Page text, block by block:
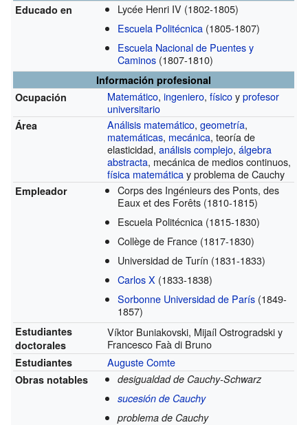
Educado en
Lycée Henri IV (1802-1805)
Escuela Politécnica (1805-1807)
Escuela Nacional de Puentes y
Caminos (1807-1810)
Información profesional
Ocupación
Matemático,ingeniero,físicoyprofesor
universitario
Área Análisis matemático,geometría,
matemáticas, mecánica, teoría de
elasticidad,análisis complejo,álgebra
abstracta, mecánica de medios continuos,
física matemáticay problema de Cauchy
Empleador
Corps des Ingénieurs des Ponts, des
Eaux et des Forêts (1810-1815)
Escuela Politécnica (1815-1830)
Collège de France (1817-1830)
Universidad de Turín (1831-1833)
Carlos X (1833-1838)
Sorbonne Universidad de París (1849-
1857)
Estudiantes
doctorales
Víktor Buniakovski, Mijaíl Ostrogradski y
Francesco Faà di Bruno
Estudiantes Auguste Comte
Obras notables
desigualdad de Cauchy-Schwarz
sucesión de Cauchy
problema de Cauchy